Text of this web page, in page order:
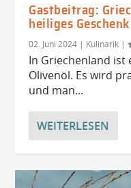
Gastbeitrag:
heiliges Geschenk
02. Juni 2024 | Kulinarik |
In Griechenland ist
Olivenöl. Es wird
und man...
WEITERLESEN